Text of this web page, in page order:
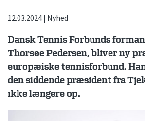
12.03.2024 | Nyhed
Dansk Tennis Forbunds
Thorsøe Pedersen, bliver ny
europæiske tennisforbund.
den siddende præsident fra
ikke længere op.